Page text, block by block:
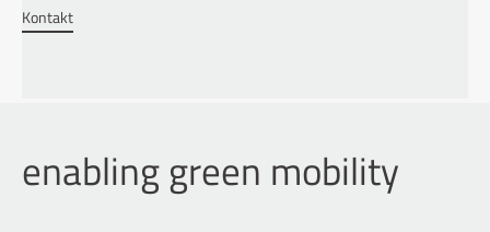
Kontakt
enabling green mobility